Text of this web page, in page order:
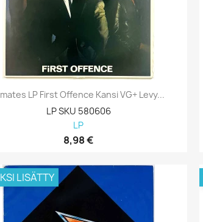
LP First Offence Kansi VG+ Levy...
LP SKU 580606
LP
8,98 €
LISÄTTY